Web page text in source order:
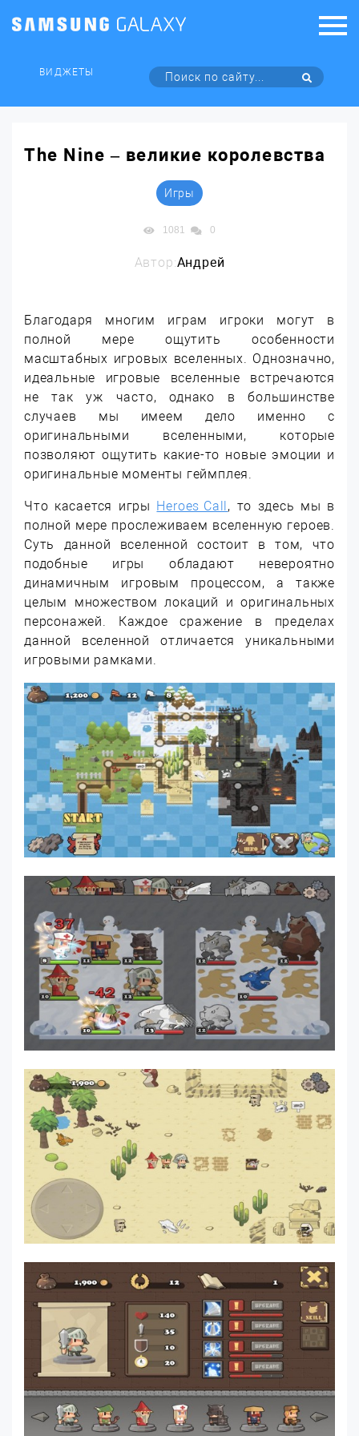
ВИДЖЕТЫ
The Nine – великие королевства
Игры
1081 0
Автор:Андрей
Благодаря многим играм игроки могут в
полной мере ощутить особенности
масштабных игровых вселенных. Однозначно,
идеальные игровые вселенные встречаются
не так уж часто, однако в большинстве
случаев мы имеем дело именно с
оригинальными вселенными, которые
позволяют ощутить какие-то новые эмоции и
оригинальные моменты геймплея.
Что касается игры Heroes Call, то здесь мы в
полной мере прослеживаем вселенную героев.
Суть данной вселенной состоит в том, что
подобные игры обладают невероятно
динамичным игровым процессом, а также
целым множеством локаций и оригинальных
персонажей. Каждое сражение в пределах
данной вселенной отличается уникальными
игровыми рамками.